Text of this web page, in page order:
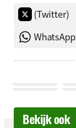
(Twitter)
WhatsApp
Bekijk ook